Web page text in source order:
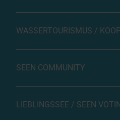
WASSERTOURISMUS /
SEEN COMMUNITY
LIEBLINGSSEE / SEEN